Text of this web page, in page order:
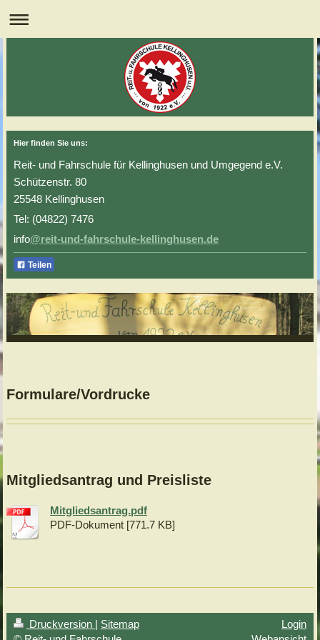
Hier finden Sie uns:
Reit- und Fahrschule für Kellinghusen und Umgegend e.V.
Schützenstr. 80
25548 Kellinghusen
Tel: (04822) 7476
info@reit-und-fahrschule-kellinghusen.de
Teilen
Formulare/Vordrucke
Mitgliedsantrag und Preisliste
Mitgliedsantrag.pdf
PDF-Dokument [771.7 KB]
Druckversion | Sitemap
Login